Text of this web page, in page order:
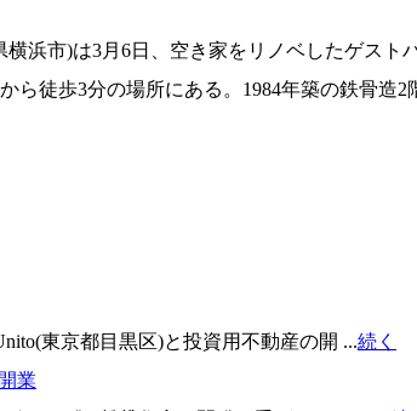
市)は3月6日、空き家をリノベしたゲスト
徒歩3分の場所にある。1984年築の鉄骨造
東京都目黒区)と投資用不動産の開 ...続く
業